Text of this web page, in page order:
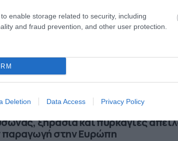
enable storage related to security, including
and fraud prevention, and other user protection.
Deletion Data Access Privacy Policy
ξηρασία και πυρκαγιές
παραγωγή στην Ευρώπη